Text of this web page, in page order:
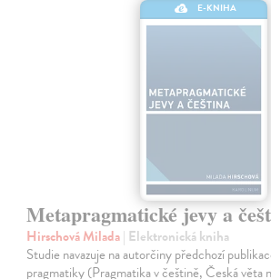
E-KNIHA
Metapragmatické jevy a
Hirschová Milada| Elektronická kniha
Studie navazuje na autorčiny předchozí
pragmatiky (Pragmatika v češtině, Česká věta